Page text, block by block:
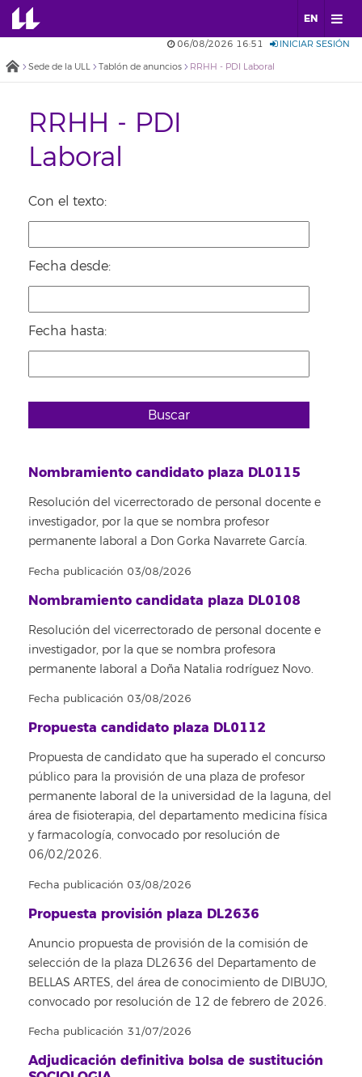
EN
06/08/2026 16:51 INICIAR SESIÓN
Sede de la ULL Tablón de anuncios RRHH - PDI Laboral
RRHH - PDI
Laboral
Con el texto:
Fecha desde:
Fecha hasta:
Buscar
Nombramiento candidato plaza DL0115
Resolución del vicerrectorado de personal docente e
investigador, por la que se nombra profesor
permanente laboral a Don Gorka Navarrete García.
Fecha publicación 03/08/2026
Nombramiento candidata plaza DL0108
Resolución del vicerrectorado de personal docente e
investigador, por la que se nombra profesora
permanente laboral a Doña Natalia rodríguez Novo.
Fecha publicación 03/08/2026
Propuesta candidato plaza DL0112
Propuesta de candidato que ha superado el concurso
público para la provisión de una plaza de profesor
permanente laboral de la universidad de la laguna, del
área de fisioterapia, del departamento medicina física
y farmacología, convocado por resolución de
06/02/2026.
Fecha publicación 03/08/2026
Propuesta provisión plaza DL2636
Anuncio propuesta de provisión de la comisión de
selección de la plaza DL2636 del Departamento de
BELLAS ARTES, del área de conocimiento de DIBUJO,
convocado por resolución de 12 de febrero de 2026.
Fecha publicación 31/07/2026
Adjudicación definitiva bolsa de sustitución